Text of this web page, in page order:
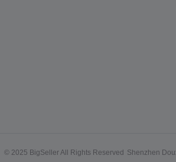
© 2025 BigSeller All Rights Reserved Shenzhen